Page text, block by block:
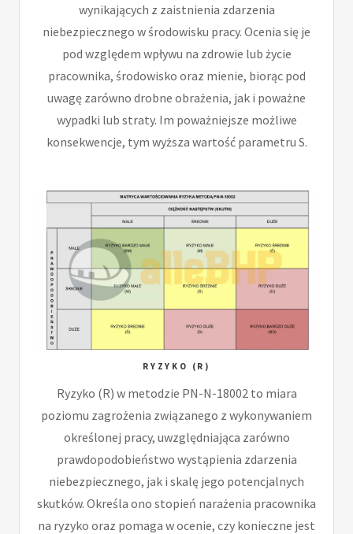
wynikających z zaistnienia zdarzenia
niebezpiecznego w środowisku pracy. Ocenia się je
pod względem wpływu na zdrowie lub życie
pracownika, środowisko oraz mienie, biorąc pod
uwagę zarówno drobne obrażenia, jak i poważne
wypadki lub straty. Im poważniejsze możliwe
konsekwencje, tym wyższa wartość parametru S.
RYZYKO (R)
Ryzyko (R) w metodzie PN-N-18002 to miara
poziomu zagrożenia związanego z wykonywaniem
określonej pracy, uwzględniająca zarówno
prawdopodobieństwo wystąpienia zdarzenia
niebezpiecznego, jak i skalę jego potencjalnych
skutków. Określa ono stopień narażenia pracownika
na ryzyko oraz pomaga w ocenie, czy konieczne jest